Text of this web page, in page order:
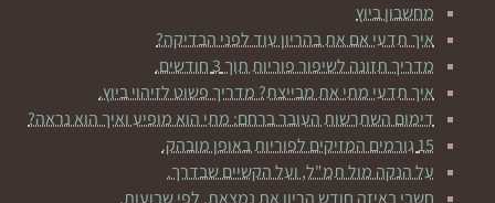
מחשבון ביוץ
איך תדעי אם את בהריון עוד לפני הבדיקה?
מדריך תזונה לשיפור פוריות תוך 3 חודשים.
איך תדעי מתי את מבייצת? מדריך פשוט לזיהוי ביוץ.
דימום השתרשות העובר ברחם: מתי הוא מופיע ואיך הוא נראה?
15 גורמים המזיקים לפוריות באופן מובהק.
על הנקה מול תמ"ל, ועל הקשיים שבדרך.